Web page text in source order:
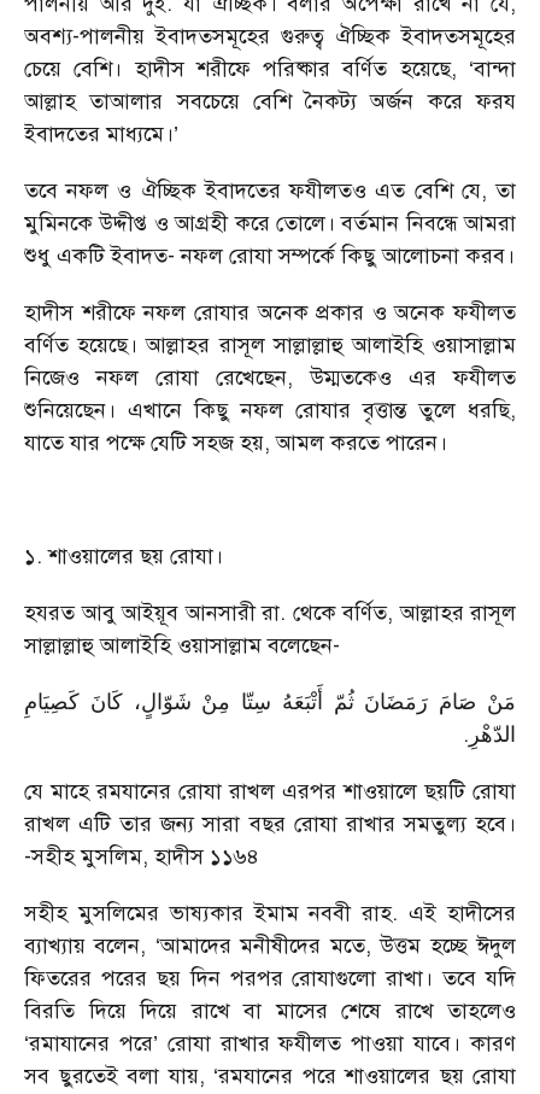
অবশ্য-পালনীয় ইবাদতসমূহের গুরুত্ব ঐচ্ছিক ইবাদতসমূহের
চেয়ে বেশি। হাদীস শরীফে পরিষ্কার বর্ণিত হয়েছে, ‘বান্দা
আল্লাহ তাআলার সবচেয়ে বেশি নৈকট্য অর্জন করে ফরয
ইবাদতের মাধ্যমে।’
তবে নফল ও ঐচ্ছিক ইবাদতের ফযীলতও এত বেশি যে, তা
মুমিনকে উদ্দীপ্ত ও আগ্রহী করে তোলে। বর্তমান নিবন্ধে আমরা
শুধু একটি ইবাদত- নফল রোযা সম্পর্কে কিছু আলোচনা করব।
হাদীস শরীফে নফল রোযার অনেক প্রকার ও অনেক ফযীলত
বর্ণিত হয়েছে। আল্লাহর রাসূল সাল্লাল্লাহু আলাইহি ওয়াসাল্লাম
নিজেও নফল রোযা রেখেছেন, উম্মতকেও এর ফযীলত
শুনিয়েছেন। এখানে কিছু নফল রোযার বৃত্তান্ত তুলে ধরছি,
যাতে যার পক্ষে যেটি সহজ হয়, আমল করতে পারেন।
১. শাওয়ালের ছয় রোযা।
হযরত আবু আইয়ূব আনসারী রা. থেকে বর্ণিত, আল্লাহর রাসূল
সাল্লাল্লাহু আলাইহি ওয়াসাল্লাম বলেছেন-
مَنْ صَامَ رَمَضَانَ ثُمّ أَتْبَعَهُ سِتّا مِنْ شَوّالٍ، كَانَ كَصِيَامِ
الدّهْرِ .
যে মাহে রমযানের রোযা রাখল এরপর শাওয়ালে ছয়টি রোযা
রাখল এটি তার জন্য সারা বছর রোযা রাখার সমতুল্য হবে।
-সহীহ মুসলিম, হাদীস ১১৬৪
সহীহ মুসলিমের ভাষ্যকার ইমাম নববী রাহ. এই হাদীসের
ব্যাখ্যায় বলেন, ‘আমাদের মনীষীদের মতে, উত্তম হচ্ছে ঈদুল
ফিতরের পরের ছয় দিন পরপর রোযাগুলো রাখা। তবে যদি
বিরতি দিয়ে দিয়ে রাখে বা মাসের শেষে রাখে তাহলেও
‘রমাযানের পরে’ রোযা রাখার ফযীলত পাওয়া যাবে। কারণ
সব ছুরতেই বলা যায়, ‘রমযানের পরে শাওয়ালের ছয় রোযা